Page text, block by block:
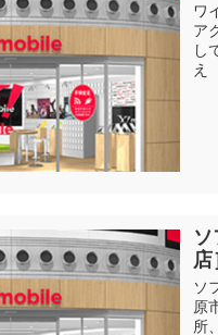
ワ
ア
し
え
店
ソ
原
所